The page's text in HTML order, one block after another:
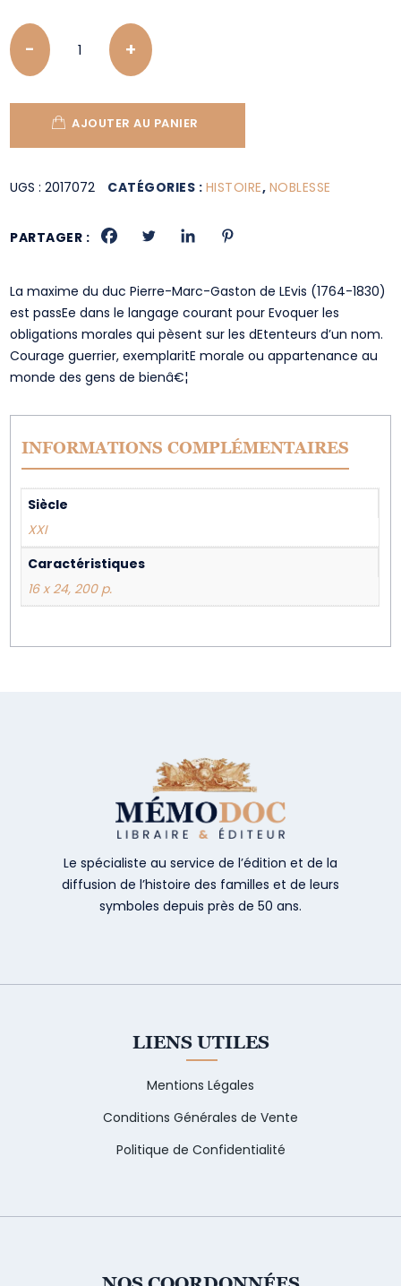
Quantity
AJOUTER AU PANIER
UGS :2017072 CATÉGORIES : HISTOIRE, NOBLESSE
PARTAGER :
La maxime du duc Pierre-Marc-Gaston de LEvis (1764-1830)
est passEe dans le langage courant pour Evoquer les
obligations morales qui pèsent sur les dEtenteurs d’un nom.
Courage guerrier, exemplaritE morale ou appartenance au
monde des gens de bienâ€¦
INFORMATIONS COMPLÉMENTAIRES
Siècle
XXI
Caractéristiques
16 x 24, 200 p.
Le spécialiste au service de l’édition et de la
diffusion de l’histoire des familles et de leurs
symboles depuis près de 50 ans.
LIENS UTILES
Mentions Légales
Conditions Générales de Vente
Politique de Confidentialité